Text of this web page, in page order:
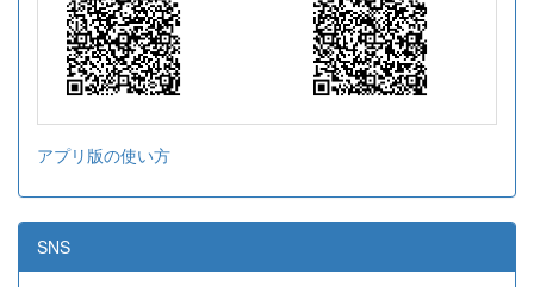
アプリ版の使い方
SNS